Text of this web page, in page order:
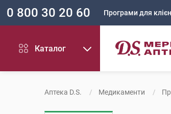
0 800 30 20 60 Програми для
Каталог
Аптека D.S. Медикаменти